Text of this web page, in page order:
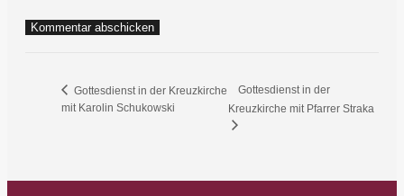
Gottesdienst in der Kreuzkirche
mit Karolin Schukowski
Gottesdienst in der
Kreuzkirche mit Pfarrer Straka